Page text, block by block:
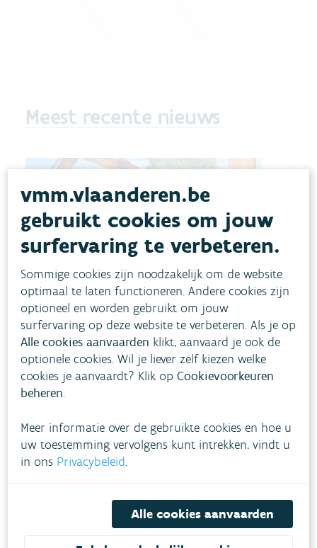
Meest recente nieuws
Start herinrichting
Melsterbeek en
Galgestraat in Geetbets
Vandaag​ starten de Vlaamse
Milieumaatschappij, de provincie
Vlaams-Brabant en de gemeente
Galgestraat en de opwaardering van de
Melsterbeek in Grazen bij Sint-Truiden.
Het project combineert
en klimaatadaptatie in één
geïntegreerde aanpak.
vmm.vlaanderen.be
gebruikt cookies om jouw
surfervaring te verbeteren.
Sommige cookies zijn noodzakelijk om de website
optimaal te laten functioneren. Andere cookies zijn
optioneel en worden gebruikt om jouw
surfervaring op deze website te verbeteren. Als je op
Alle cookies aanvaarden klikt, aanvaard je ook de
optionele cookies. Wil je liever zelf kiezen welke
cookies je aanvaardt? Klik opCookievoorkeuren
beheren.
Meer informatie over de gebruikte cookies en hoe u
uw toestemming vervolgens kunt intrekken, vindt u
in ons Privacybeleid.
Alle cookies aanvaarden